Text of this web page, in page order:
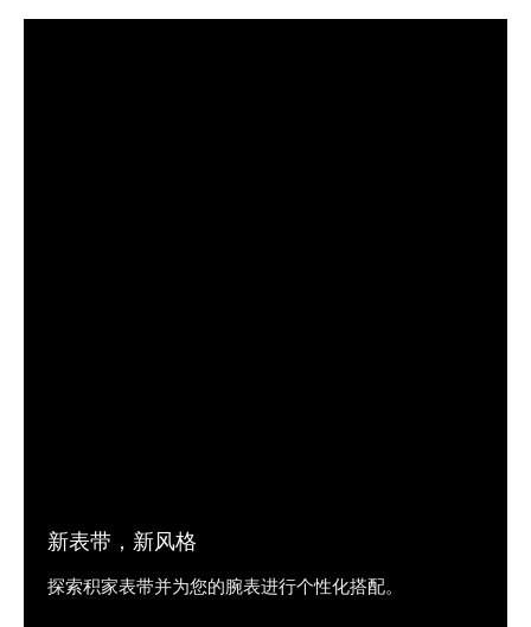
新表带，新风格
探索积家表带并为您的腕表进行个性化搭配。